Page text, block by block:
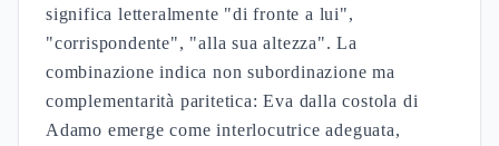
significa letteralmente "di fronte a lui",
"corrispondente", "alla sua altezza". La
combinazione indica non subordinazione ma
complementarità paritetica: Eva dalla costola di
Adamo emerge come interlocutrice adeguata,